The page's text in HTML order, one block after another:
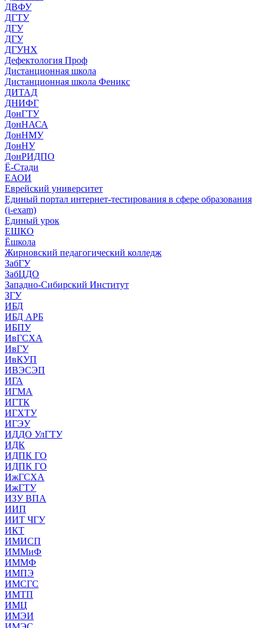
ДВФУ
ДГТУ
ДГУ
ДГУ
ДГУНХ
Дефектология Проф
Дистанционная школа
Дистанционная школа Феникс
ДИТАД
ДНИФГ
ДонГТУ
ДонНАСА
ДонНМУ
ДонНУ
ДонРИДПО
Ё-Стади
ЕАОИ
Еврейский университет
Единый портал интернет-тестирования в сфере образования
(i-exam)
Единый урок
ЕШКО
Ёшкола
Жирновский педагогический колледж
ЗабГУ
ЗабЦДО
Западно-Сибирский Институт
ЗГУ
ИБД
ИБД АРБ
ИБПУ
ИвГСХА
ИвГУ
ИвКУП
ИВЭСЭП
ИГА
ИГМА
ИГТК
ИГХТУ
ИГЭУ
ИДДО УлГТУ
ИДК
ИДПК ГО
ИДПК ГО
ИжГСХА
ИжГТУ
ИЗУ ВПА
ИИП
ИИТ ЧГУ
ИКТ
ИМИСП
ИММиФ
ИММФ
ИМПЭ
ИМСГС
ИМТП
ИМЦ
ИМЭИ